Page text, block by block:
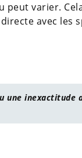
peut varier.
avec les
une